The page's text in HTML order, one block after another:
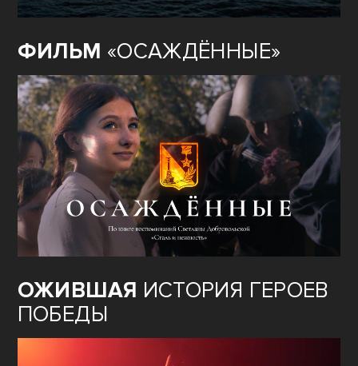
ФИЛЬМ «ОСАЖДЁННЫЕ»
ОЖИВШАЯ ИСТОРИЯ ГЕРОЕВ
ПОБЕДЫ